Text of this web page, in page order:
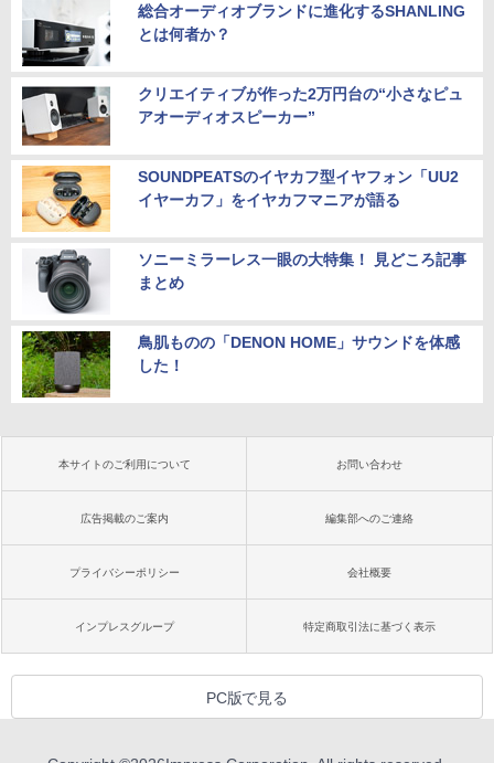
総合オーディオブランドに進化するSHANLING
とは何者か？
クリエイティブが作った2万円台の“小さなピュ
アオーディオスピーカー”
SOUNDPEATSのイヤカフ型イヤフォン「UU2
イヤーカフ」をイヤカフマニアが語る
ソニーミラーレス一眼の大特集！ 見どころ記事
まとめ
鳥肌ものの「DENON HOME」サウンドを体感
した！
本サイトのご利用について お問い合わせ
広告掲載のご案内 編集部へのご連絡
プライバシーポリシー 会社概要
インプレスグループ 特定商取引法に基づく表示
PC版で見る